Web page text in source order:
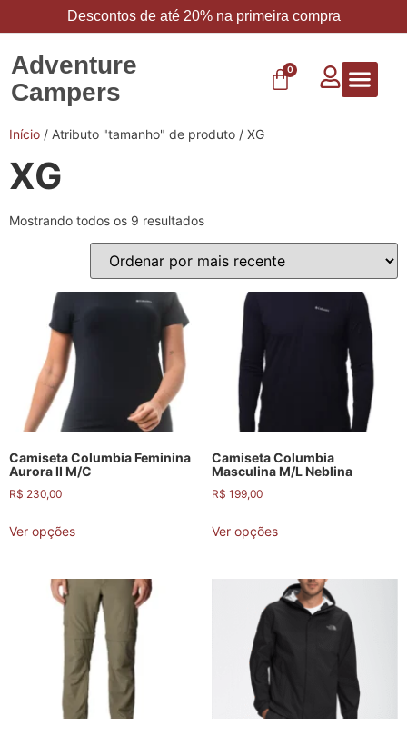
Descontos de até 20% na primeira compra
Adventure
Campers
0
Início / Atributo "tamanho" de produto / XG
XG
Mostrando todos os 9 resultados
Camiseta Columbia Feminina
Aurora II M/C
R$ 230,00
Ver opções
Camiseta Columbia
Masculina M/L Neblina
R$ 199,00
Ver opções